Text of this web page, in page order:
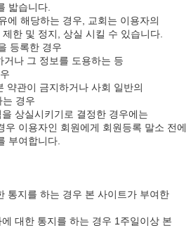
밟습니다.
에 해당하는 경우, 교회는 이용자의
한 및 정지, 상실 시킬 수 있습니다.
등록한 경우
나 그 정보를 도용하는 등
약관이 금지하거나 사회 일반의
는 경우
상실시키기로 결정한 경우에는
우 이용자인 회원에게 회원등록 말소 전에
부여합니다.
통지를 하는 경우 본 사이트가 부여한
대한 통지를 하는 경우 1주일이상 본